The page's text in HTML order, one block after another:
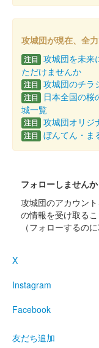
厩橋城（前
厩橋城 御城
配布終了
100枚限定
厩橋城（前
学校書道部直書き版
販売終了
2025年6月7、8日に
2025」の前橋市立前
厩橋城（前
信玄公
2025年6月7、８日に
攻城団が現在、全
注目 攻城団を未来
ただけませんか
注目 攻城団のチラ
注目
日本全国の桜
城一覧
注目 攻城団オリジ
注目 ぼんてん・ま
フォローしませんか
攻城団のアカウン
の情報を受け取るこ
（フォローするの
X
Instagram
Facebook
友だち追加